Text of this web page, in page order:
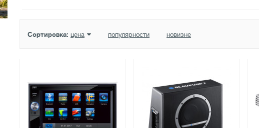
Сортировка: цена популярности новизне